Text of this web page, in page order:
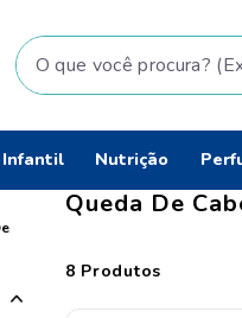
O que você procura? (Ex:
Infantil Nutrição
Queda De
8 Produtos